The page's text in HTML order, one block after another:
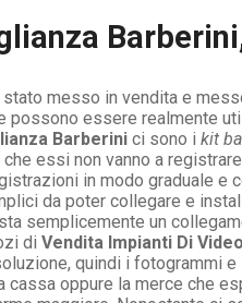
stato messo in vendita e
essere realmente
Barberini ci sono i kit
essi non vanno a
in modo graduale
da poter collegare e
semplicemente un
di Vendita Impianti Di
quindi i fotogrammi
oppure la merce che